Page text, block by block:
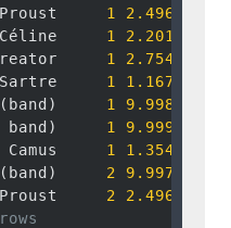
Proust
1
2.496750e-
Céline 1
2.201440e-
Kreator
1
2.754419e-
Sartre
1
1.167548e-
(band)
1
9.998127e-
band) 1
9.999470e-
Camus
1
1.354211e-
(band) 2
9.997324e-
Proust
2
2.496750e-